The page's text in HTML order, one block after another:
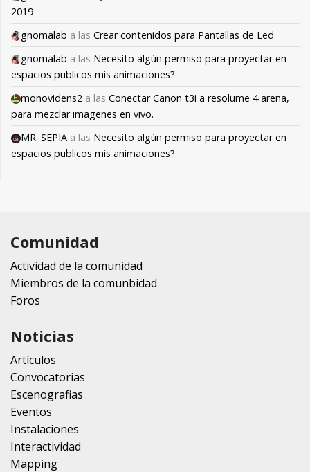
2019
gnomalab a las Crear contenidos para Pantallas de Led
gnomalab a las Necesito algún permiso para proyectar en
espacios publicos mis animaciones?
monovidens2 a las Conectar Canon t3i a resolume 4 arena,
para mezclar imagenes en vivo.
MR. SEPIA a las Necesito algún permiso para proyectar en
espacios publicos mis animaciones?
Comunidad
Actividad de la comunidad
Miembros de la comunbidad
Foros
Noticias
Artículos
Convocatorias
Escenografias
Eventos
Instalaciones
Interactividad
Mapping